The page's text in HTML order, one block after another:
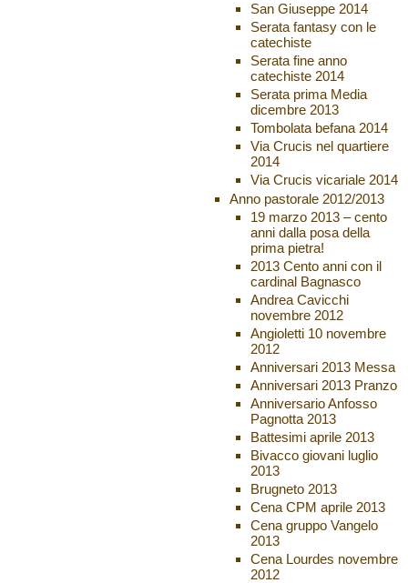
San Giuseppe 2014
Serata fantasy con le
catechiste
Serata fine anno
catechiste 2014
Serata prima Media
dicembre 2013
Tombolata befana 2014
Via Crucis nel quartiere
2014
Via Crucis vicariale 2014
Anno pastorale 2012/2013
19 marzo 2013 – cento
anni dalla posa della
prima pietra!
2013 Cento anni con il
cardinal Bagnasco
Andrea Cavicchi
novembre 2012
Angioletti 10 novembre
2012
Anniversari 2013 Messa
Anniversari 2013 Pranzo
Anniversario Anfosso
Pagnotta 2013
Battesimi aprile 2013
Bivacco giovani luglio
2013
Brugneto 2013
Cena CPM aprile 2013
Cena gruppo Vangelo
2013
Cena Lourdes novembre
2012